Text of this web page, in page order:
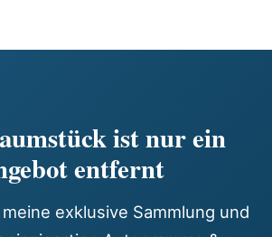
ist nur ein
entfernt
exklusive Sammlung und